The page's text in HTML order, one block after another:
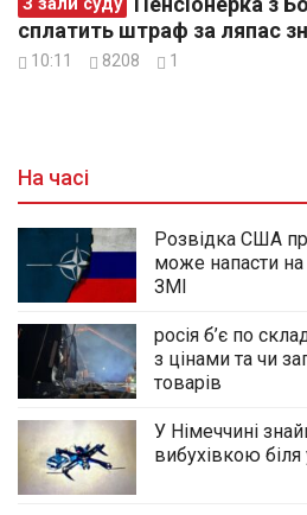
З зали суду
сплатить штраф за ляпас
10:11 8208 1
На часі
Розвідка США
може напасти
ЗМІ
росія б’є по
з цінами та чи
товарів
У Німеччині
вибухівкою біля